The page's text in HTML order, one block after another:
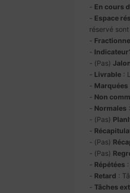
- En cours
- Espace
réservé
-
-
- (Pas)
- Livrable :
- Marquées
- Non
- Normales
- (Pas)
-
- (Pas)
- (Pas)
- Répétées
- Retard :
- Tâches